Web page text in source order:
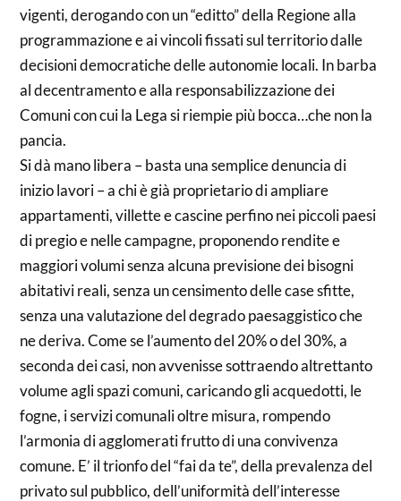
vigenti, derogando con un “editto” della Regione alla
programmazione e ai vincoli fissati sul territorio dalle
decisioni democratiche delle autonomie locali. In barba
al decentramento e alla responsabilizzazione dei
Comuni con cui la Lega si riempie più bocca…che non la
pancia.
Si dà mano libera – basta una semplice denuncia di
inizio lavori – a chi è già proprietario di ampliare
appartamenti, villette e cascine perfino nei piccoli paesi
di pregio e nelle campagne, proponendo rendite e
maggiori volumi senza alcuna previsione dei bisogni
abitativi reali, senza un censimento delle case sfitte,
senza una valutazione del degrado paesaggistico che
ne deriva. Come se l’aumento del 20% o del 30%, a
seconda dei casi, non avvenisse sottraendo altrettanto
volume agli spazi comuni, caricando gli acquedotti, le
fogne, i servizi comunali oltre misura, rompendo
l’armonia di agglomerati frutto di una convivenza
comune. E’ il trionfo del “fai da te”, della prevalenza del
privato sul pubblico, dell’uniformità dell’interesse